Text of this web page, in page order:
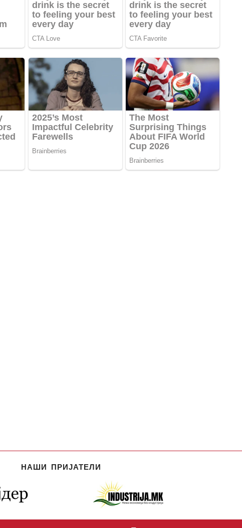
НАШИ ПРИЈАТЕЛИ